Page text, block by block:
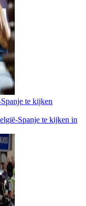
te kijken
Spanje te kijken in